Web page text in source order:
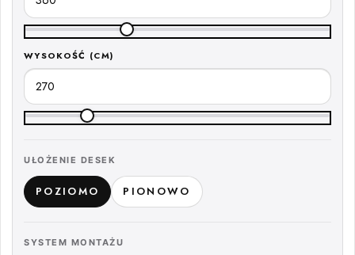
WYSOKOŚĆ (CM)
UŁOŻENIE DESEK
POZIOMO PIONOWO
SYSTEM MONTAŻU